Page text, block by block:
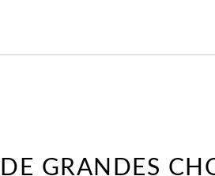
DE GRANDES